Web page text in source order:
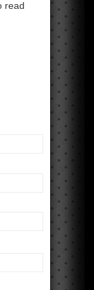
read